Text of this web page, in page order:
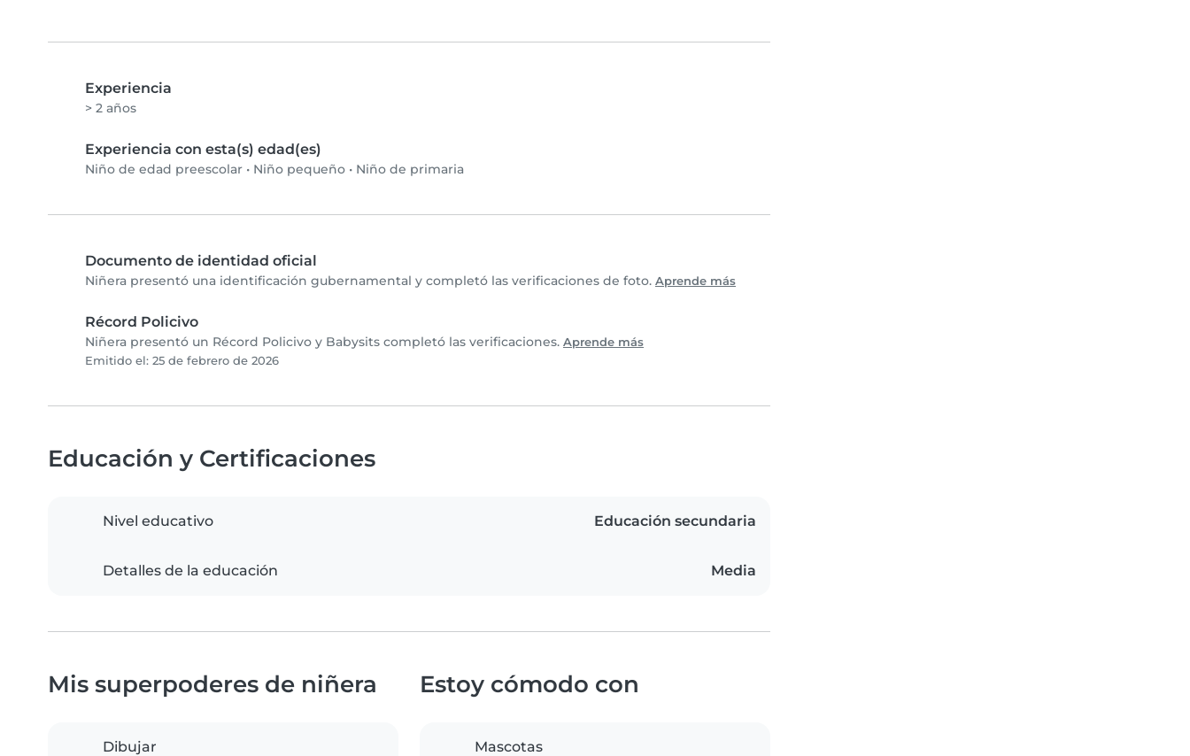
Experiencia
> 2 años
Experiencia con esta(s) edad(es)
Niño de edad preescolar • Niño pequeño • Niño de primaria
Documento de identidad oficial
Niñera presentó una identificación gubernamental y completó las verificaciones de foto. Aprende más
Récord Policivo
Niñera presentó un Récord Policivo y Babysits completó las verificaciones. Aprende más
Emitido el: 25 de febrero de 2026
Educación y Certificaciones
Nivel educativo Educación secundaria
Detalles de la educación Media
Mis superpoderes de niñera
Dibujar
Estoy cómodo con
Mascotas